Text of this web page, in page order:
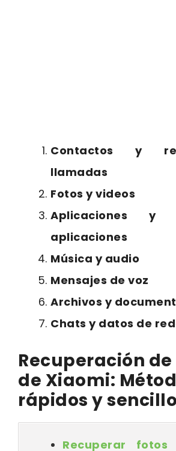
Contactos y
llamadas
Fotos y videos
Aplicaciones y
aplicaciones
Música y audio
Mensajes de voz
Archivos y
Chats y datos de
Recuperación
de Xiaomi:
rápidos y
Recuperar